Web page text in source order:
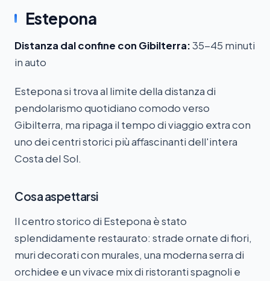
Estepona
Distanza dal confine con Gibilterra:35-45 minuti
in auto
Estepona si trova al limite della distanza di
pendolarismo quotidiano comodo verso
Gibilterra, ma ripaga il tempo di viaggio extra con
uno dei centri storici più affascinanti dell'intera
Costa del Sol.
Cosa aspettarsi
Il centro storico di Estepona è stato
splendidamente restaurato: strade ornate di fiori,
muri decorati con murales, una moderna serra di
orchidee e un vivace mix di ristoranti spagnoli e